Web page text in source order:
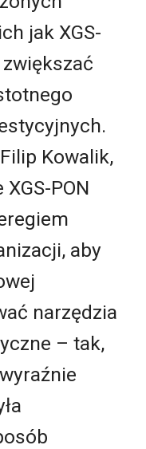
jak XGS-
Kowalik,
PON
aby
narzędzia
– tak,